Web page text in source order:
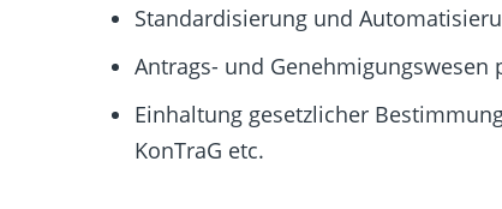
Standardisierung und
Antrags- und Genehmigungswesen
Einhaltung gesetzlicher
KonTraG etc.